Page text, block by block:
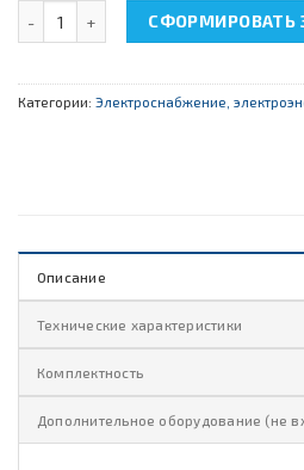
Количество товара НТЦ-10.49
СФОРМИРОВАТЬ
Категории: Электроснабжение,
Описание
Технические характеристики
Комплектность
Дополнительное оборудование (не